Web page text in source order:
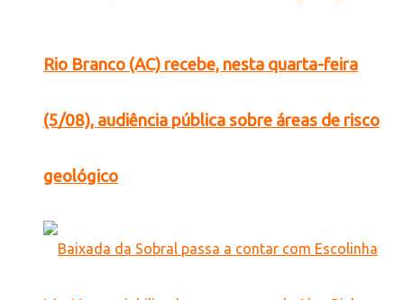
Rio Branco (AC) recebe, nesta quarta-feira
(5/08), audiência pública sobre áreas de risco
geológico